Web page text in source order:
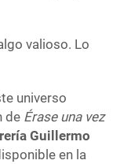
valioso. Lo
universo
de Érase una vez
Guillermo
en la